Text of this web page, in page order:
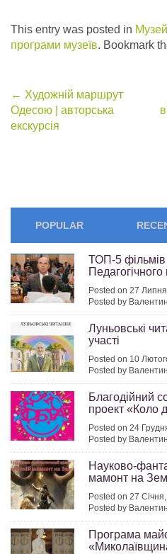
This entry was posted in
програми музеїв. Bookmark
Post
navigation
← Художній маршрут
Одесою | авторська
екскурсія
POPULAR
ТОП-5 фільмів
Posted on 27
Posted by
Луньовські
участі
Posted on 10
Posted by
Благодійний
проект «Коло
Posted on 24
Posted by
Науково-
мамонт на
Posted on 27
Posted by
Програма